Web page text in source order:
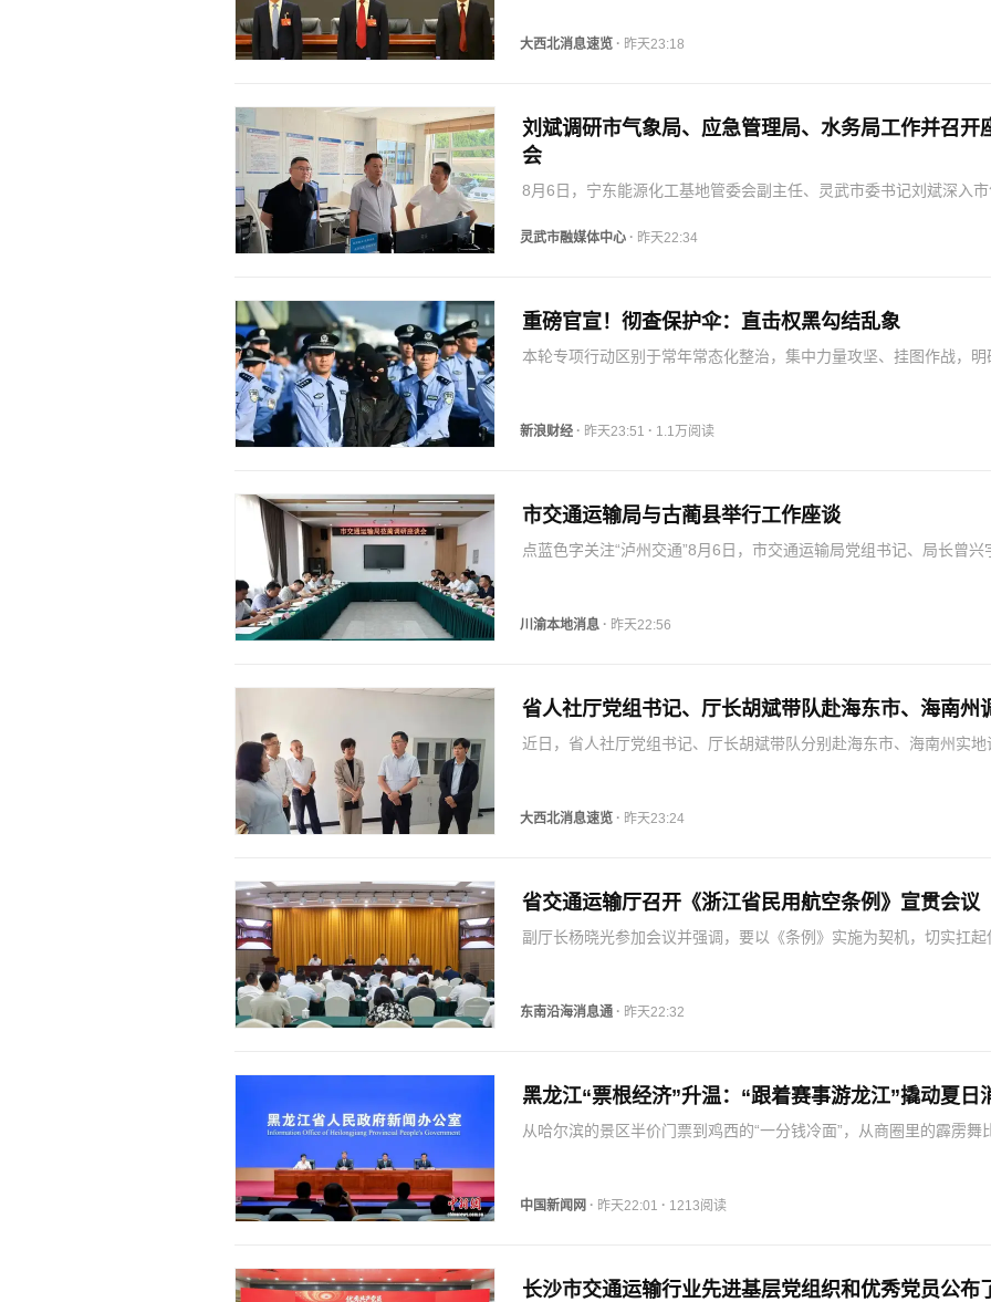
建言献策，充分…
大西北消息速览 · 昨天23:18
刘斌调研市气象局、应急管理局、水务局工作并召开
会
8月6日，宁东能源化工基地管委会副主任、灵武市委书记刘斌深入市
彻习近平总书记关于防汛救灾和安全生产工作的重要指示精神和考察
灵武市融媒体中心 · 昨天22:34
重磅官宣！彻查保护伞：直击权黑勾结乱象
本轮专项行动区别于常年常态化整治，集中力量攻坚、挂图作战，明
区。从11.59…
新浪财经 · 昨天23:51 · 1.1万阅读
市交通运输局与古蔺县举行工作座谈
点蓝色字关注“泸州交通”8月6日，市交通运输局党组书记、局长曾兴
真贯彻落实…
川渝本地消息 · 昨天22:56
省人社厅党组书记、厅长胡斌带队赴海东市、海南州
近日，省人社厅党组书记、厅长胡斌带队分别赴海东市、海南州实地
司、克才村以工代赈…
大西北消息速览 · 昨天23:24
省交通运输厅召开《浙江省民用航空条例》宣贯会议
副厅长杨晓光参加会议并强调，要以《条例》实施为契机，切实扛起
确保《条例》有效…
东南沿海消息通 · 昨天22:32
黑龙江“票根经济”升温：“跟着赛事游龙江”撬动夏日
从哈尔滨的景区半价门票到鸡西的“一分钱冷面”，从商圈里的霹雳舞
布会…
中国新闻网 · 昨天22:01 · 1213阅读
长沙市交通运输行业先进基层党组织和优秀党员公布